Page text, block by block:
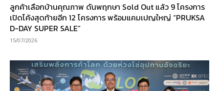
ลูกค้าเลือกบ้านคุณภาพ ดันพฤกษา Sold Out แล้ว 9 โครงการ
เปิดโค้งสุดท้ายอีก 12 โครงการ พร้อมแคมเปญใหญ่ “PRUKSA
D-DAY SUPER SALE”
15/07/2026